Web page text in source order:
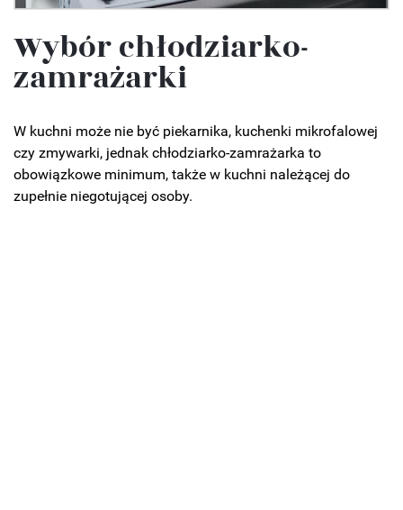
Wybór chłodziarko-
zamrażarki
W kuchni może nie być piekarnika, kuchenki mikrofalowej
czy zmywarki, jednak chłodziarko-zamrażarka to
obowiązkowe minimum, także w kuchni należącej do
zupełnie niegotującej osoby.